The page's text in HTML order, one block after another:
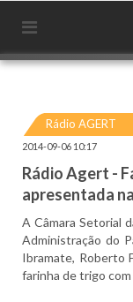
Rádio AGERT
2014-09-06 10:17
Rádio Agert -
apresentada
A Câmara Setorial
Administração do
Ibramate, Roberto
farinha de trigo